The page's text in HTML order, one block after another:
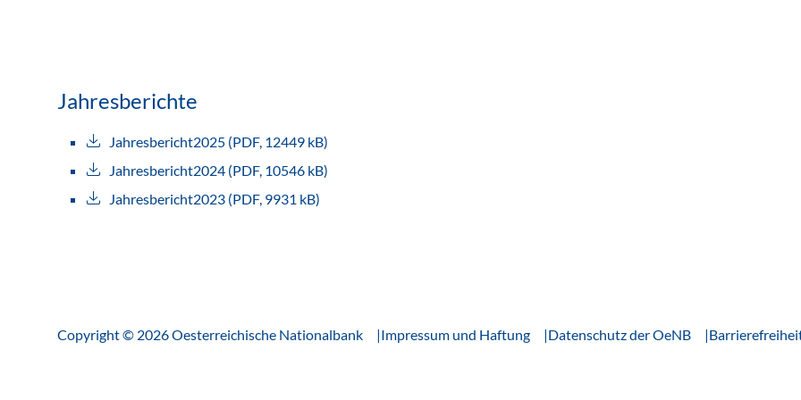
Jahresberichte
Jahresbericht2025 (PDF, 12449 kB)
Jahresbericht2024 (PDF, 10546 kB)
Jahresbericht2023 (PDF, 9931 kB)
Copyright © 2026 Oesterreichische Nationalbank Impressum und Haftung Datenschutz der OeNB